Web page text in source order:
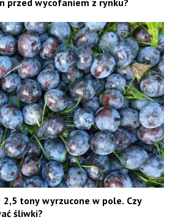
2,5 tony wyrzucone w pole. Czy
śliwki?